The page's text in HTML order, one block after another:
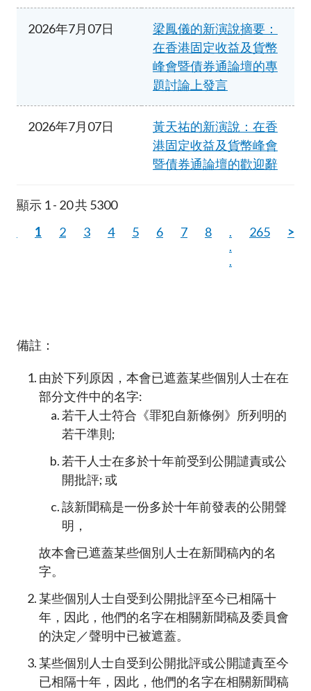
2026年7月07日
梁鳳儀的新演說摘要：
在香港固定收益及貨幣
峰會暨債券通論壇的專
題討論上發言
2026年7月07日
黃天祐的新演說：在香
港固定收益及貨幣峰會
暨債券通論壇的歡迎辭
顯示 1 - 20 共 5300
1 2 3 4 5 6 7 8
.
.
.
265 >
備註：
由於下列原因，本會已遮蓋某些個別人士在在
部分文件中的名字:
若干人士符合《罪犯自新條例》所列明的
若干準則;
若干人士在多於十年前受到公開譴責或公
開批評; 或
該新聞稿是一份多於十年前發表的公開聲
明，
故本會已遮蓋某些個別人士在新聞稿內的名
字。
某些個別人士自受到公開批評至今已相隔十
年，因此，他們的名字在相關新聞稿及委員會
的決定／聲明中已被遮蓋。
某些個別人士自受到公開批評或公開譴責至今
已相隔十年，因此，他們的名字在相關新聞稿